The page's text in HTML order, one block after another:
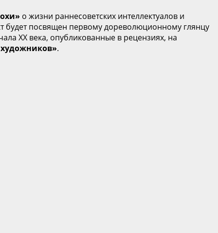
о жизни раннесоветских интеллектуалов и
будет посвящен первому дореволюционному глянцу
XX века, опубликованные в рецензиях, на
.